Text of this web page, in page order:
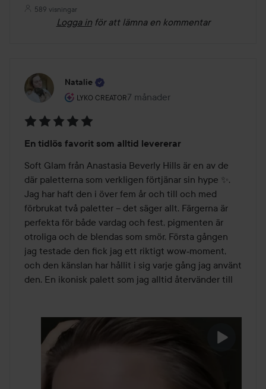
589 visningar
Logga in för att lämna en kommentar
Natalie
LYKO CREATOR
Användarens roll: Lyko Creator.
7 månader
Inlägget skapades 7 månader
5
av
5
En tidlös favorit som alltid levererar
Soft Glam från Anastasia Beverly Hills är en av de
där paletterna som verkligen förtjänar sin hype ✨.
Jag har haft den i över fem år och till och med
förbrukat två paletter – det säger allt. Färgerna är
perfekta för både vardag och fest, pigmenten är
otroliga och de blendas som smör. Första gången
jag testade den fick jag ett riktigt wow‑moment,
och den känslan har hållit i sig varje gång jag använt
den. En ikonisk palett som jag alltid återvänder till